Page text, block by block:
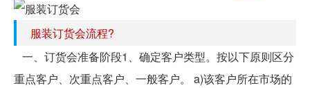
服装订货会流程?
一、订货会准备阶段1、确定客户类型。按以下原则区分
重点客户、次重点客户、一般客户。 a)该客户所在市场的